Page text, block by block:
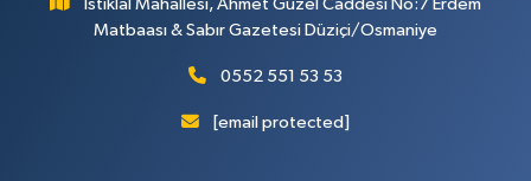
İstiklal Mahallesi, Ahmet Güzel Caddesi No:7 Erdem
Matbaası & Sabır Gazetesi Düziçi/Osmaniye
0552 551 53 53
[email protected]